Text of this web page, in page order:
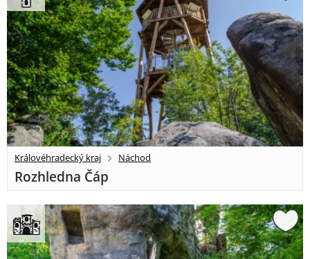
Královéhradecký kraj Náchod
Rozhledna Čáp